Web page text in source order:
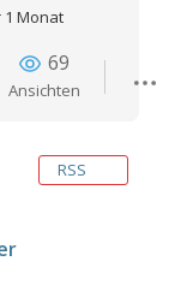
1 Monat
69
Ansichten
RSS